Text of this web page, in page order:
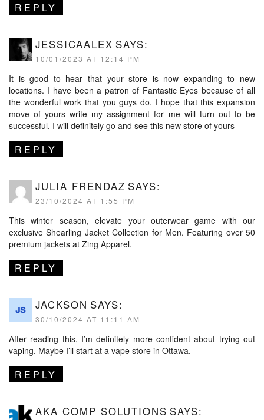
REPLY
JESSICAALEX SAYS:
10/01/2023 AT 12:14 PM
It is good to hear that your store is now expanding to new
locations. I have been a patron of Fantastic Eyes because of all
the wonderful work that you guys do. I hope that this expansion
move of yourswrite my assignment for mewill turn out to be
successful. I will definitely go and see this new store of yours
REPLY
JULIA FRENDAZ SAYS:
23/10/2024 AT 1:55 PM
This winter season, elevate your outerwear game with our
exclusiveShearling JacketCollection for Men. Featuring over 50
premium jackets at Zing Apparel.
REPLY
JACKSON SAYS:
30/10/2024 AT 11:11 AM
After reading this, I’m definitely more confident about trying out
vaping. Maybe I’ll start at a vape store in Ottawa.
REPLY
AKA COMP SOLUTIONS SAYS: